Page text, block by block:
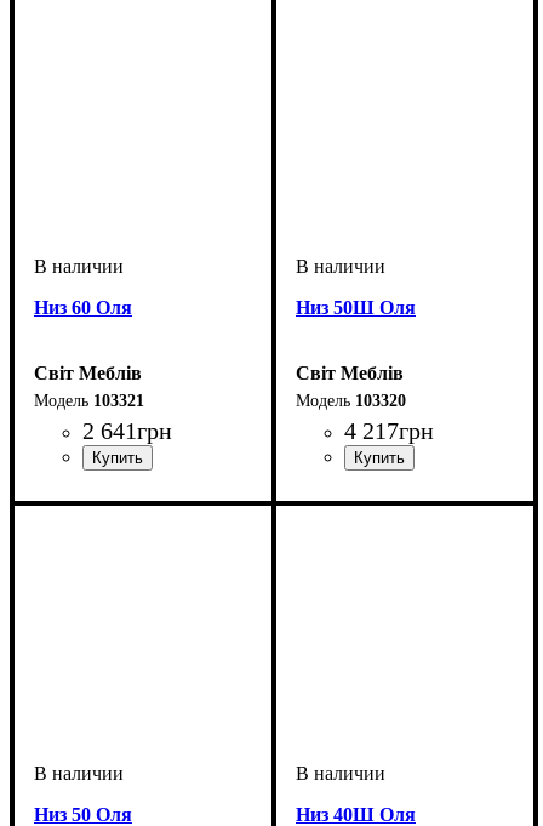
Низ 60 Оля
Світ Меблів
103321
2 641грн
Низ 50Ш Оля
Світ Меблів
103320
4 217грн
Низ 50 Оля Низ 40Ш Оля